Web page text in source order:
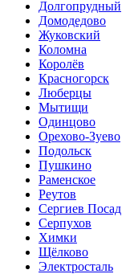
Долгопрудный
Домодедово
Жуковский
Коломна
Королёв
Красногорск
Люберцы
Мытищи
Одинцово
Орехово-Зуево
Подольск
Пушкино
Раменское
Реутов
Сергиев Посад
Серпухов
Химки
Щёлково
Электросталь